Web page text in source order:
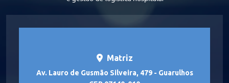
Matriz
Av. Lauro de Gusmão Silveira, 479 - Guarulhos